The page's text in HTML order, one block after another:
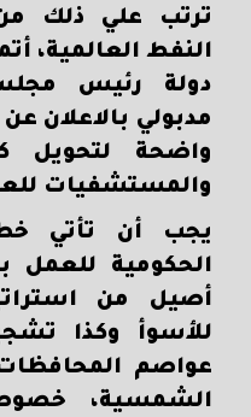
ترتب علي ذلك
النفط العالمية،
دولة رئيس
مدبولي بالاعلان
واضحة لتحويل
والمستشفيات
يجب أن تأتي
الحكومية للعمل
أصيل من
للأسوأ وكذا
عواصم
الشمسية،